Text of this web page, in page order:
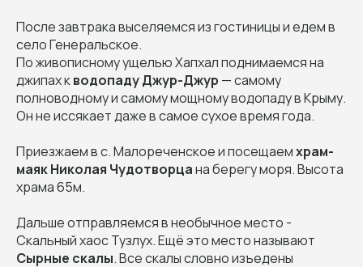
После завтрака выселяемся из гостиницы и едем в
село Генеральское.
По живописному ущелью Хапхал поднимаемся на
джипах кводопаду Джур-Джур — самому
полноводному и самому мощному водопаду в Крыму.
Он не иссякает даже в самое сухое время года.
Приезжаем в с. Малореченское и посещаемхрам-
маяк Николая Чудотворцана берегу моря. Высота
храма 65м.
Дальше отправляемся в необычное место -
Скальный хаос Тузлух. Ещё это место называют
Сырные скалы. Все скалы словно изъедены